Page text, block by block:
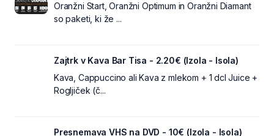
Oranžni Start, Oranžni Optimum in Oranžni Diamant
so paketi, ki že ...
Zajtrk v Kava Bar Tisa - 2.20€ (Izola - Isola)
Kava, Cappuccino ali Kava z mlekom + 1 dcl Juice +
Rogljiček (č...
Presnemava VHS na DVD - 10€ (Izola - Isola)